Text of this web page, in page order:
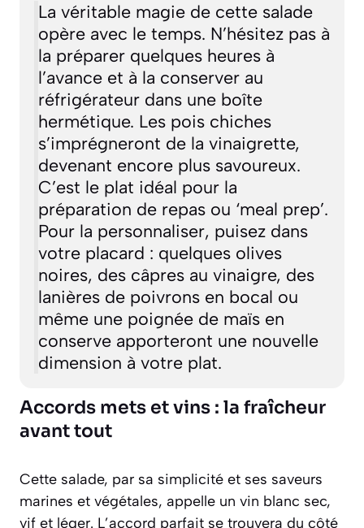
La véritable magie de cette salade
opère avec le temps. N’hésitez pas à
la préparer quelques heures à
l’avance et à la conserver au
réfrigérateur dans une boîte
hermétique. Les pois chiches
s’imprégneront de la vinaigrette,
devenant encore plus savoureux.
C’est le plat idéal pour la
préparation de repas ou ‘meal prep’.
Pour la personnaliser, puisez dans
votre placard : quelques olives
noires, des câpres au vinaigre, des
lanières de poivrons en bocal ou
même une poignée de maïs en
conserve apporteront une nouvelle
dimension à votre plat.
Accords mets et vins : la fraîcheur
avant tout
Cette salade, par sa simplicité et ses saveurs
marines et végétales, appelle un vin blanc sec,
vif et léger. L’accord parfait se trouvera du côté